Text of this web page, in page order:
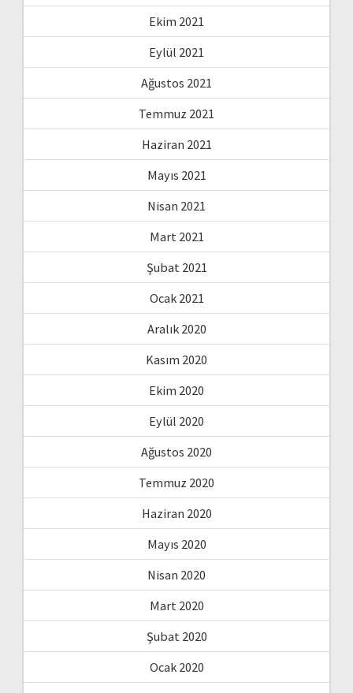
Ekim 2021
Eylül 2021
Ağustos 2021
Temmuz 2021
Haziran 2021
Mayıs 2021
Nisan 2021
Mart 2021
Şubat 2021
Ocak 2021
Aralık 2020
Kasım 2020
Ekim 2020
Eylül 2020
Ağustos 2020
Temmuz 2020
Haziran 2020
Mayıs 2020
Nisan 2020
Mart 2020
Şubat 2020
Ocak 2020